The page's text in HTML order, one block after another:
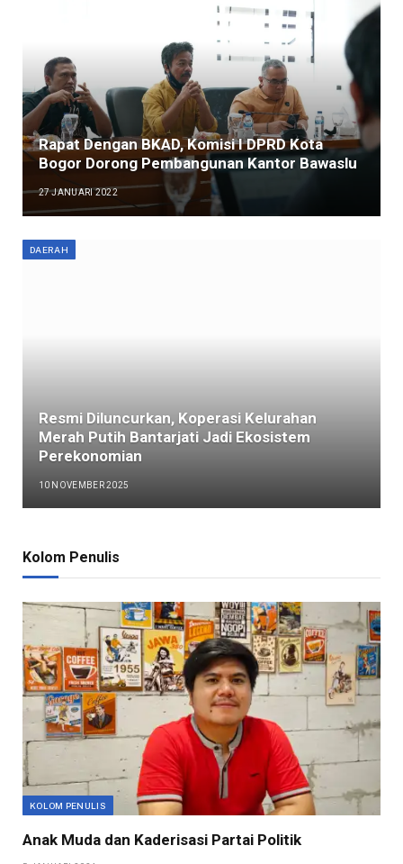
Rapat Dengan BKAD, Komisi I DPRD Kota
Bogor Dorong Pembangunan Kantor Bawaslu
27 JANUARI 2022
DAERAH
Resmi Diluncurkan, Koperasi Kelurahan
Merah Putih Bantarjati Jadi Ekosistem
Perekonomian
10 NOVEMBER 2025
Kolom Penulis
KOLOM PENULIS
Anak Muda dan Kaderisasi Partai Politik